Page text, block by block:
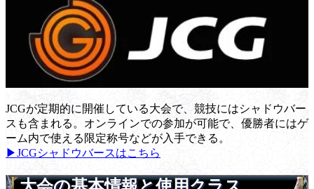
JCGが定期的に開催している大会で、競技にはシャドウバー
スも含まれる。オンラインでの参加が可能で、優勝者にはゲ
ーム内で使える限定称号などが入手できる。
▶JCGシャドウバースはこちら